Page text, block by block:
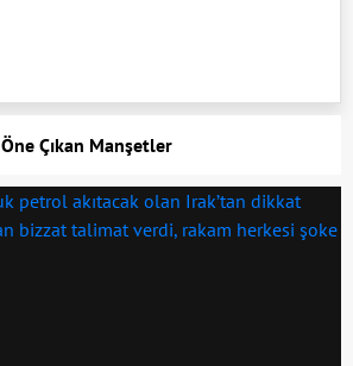
Öne Çıkan Manşetler